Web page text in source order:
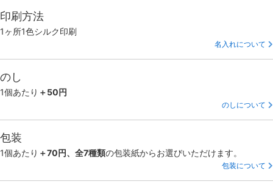
印刷方法
1ヶ所1色シルク印刷
名入れについて
のし
1個あたり ＋50円
のしについて
包装
1個あたり ＋70円、全7種類の包装紙からお選びいただけます。
包装について